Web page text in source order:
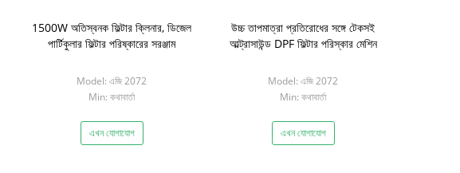
1500W অতিস্বনক ফিল্টার ক্লিনার, ডিজেল
পার্টিকুলার ফিল্টার পরিষ্কারের সরঞ্জাম
Model: এজি 2072
Min: কথাবার্তা
এখন যোগাযোগ
উচ্চ তাপমাত্রা প্রতিরোধের সঙ্গে টেকসই
আল্ট্রাসাউন্ড DPF ফিল্টার পরিস্কার মেশিন
Model: এজি 2072
Min: কথাবার্তা
এখন যোগাযোগ